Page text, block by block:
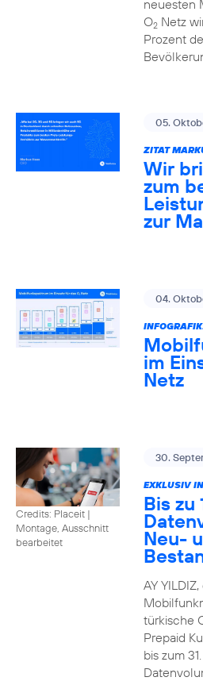
neuesten
O2Netz
Prozent
05.
ZITAT
Wir
zum
zur
04.
im
Netz
Credits: Placeit |
Montage, Ausschnitt
bearbeitet
30.
EXKLUSIV
Bis zu
Neu-
AY
türkische
Prepaid
bis zum